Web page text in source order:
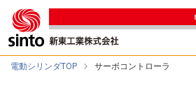
電動シリンダTOP サーボコントローラ